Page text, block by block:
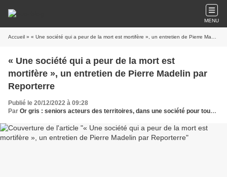
MENU
Accueil » « Une société qui a peur de la mort est mortifère », un entretien de Pierre Madelin par Reporterre
« Une société qui a peur de la mort est
mortifère », un entretien de Pierre Madelin par
Reporterre
Publié le 20/12/2022 à 09:28
Par Or gris : seniors acteurs des territoires, dans une société pour tous les âges